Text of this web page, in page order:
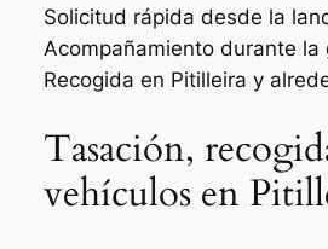
Solicitud rápida desde la
Acompañamiento durante la
Recogida en Pitilleira y
Tasación,
vehículos en